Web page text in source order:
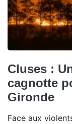
Cluses :
cagnotte
Gironde
Face aux